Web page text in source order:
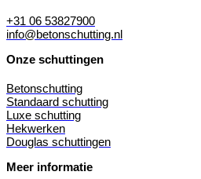
+31 06 53827900
info@betonschutting.nl
Onze schuttingen
Betonschutting
Standaard schutting
Luxe schutting
Hekwerken
Douglas schuttingen
Meer informatie